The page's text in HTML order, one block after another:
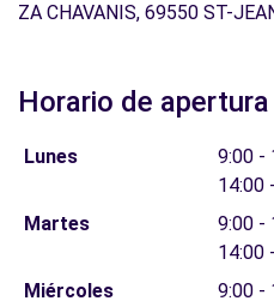
ZA CHAVANIS, 69550 ST-
Horario de apertura
Lunes
9:00 -
14:00
Martes
9:00 -
14:00
Miércoles
9:00 -